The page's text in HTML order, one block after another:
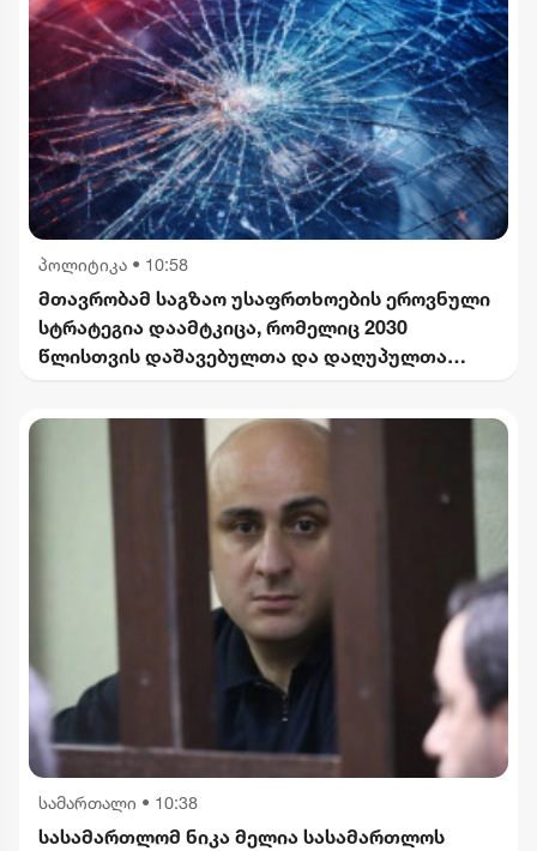
პოლიტიკა • 10:58
მთავრობამ საგზაო უსაფრთხოების ეროვნული
სტრატეგია დაამტკიცა, რომელიც 2030
წლისთვის დაშავებულთა და დაღუპულთა
ითვალისწინებს
სამართალი • 10:38
სასამართლომ ნიკა მელია სასამართლოს